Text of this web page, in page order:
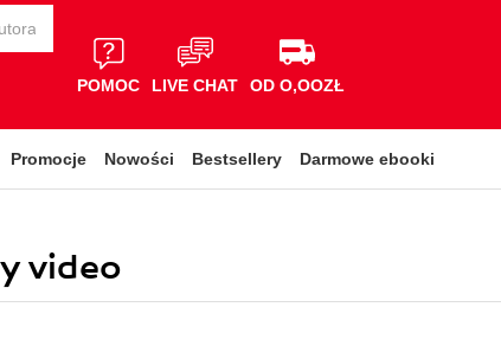
POMOC LIVE CHAT OD O,OOZŁ
Promocje Nowości Bestsellery Darmowe ebooki
video